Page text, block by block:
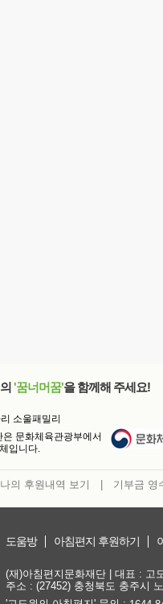
'꿈너머꿈'을 함께해 주세요!
소울패밀리
문화체육관광부에서
입니다.
나의 후원내역 보기 기부금 영
도움방 아침편지 후원하기
(재)아침편지문화재단 | 대표 : 고
주소 : (27452) 충청북도 충주시